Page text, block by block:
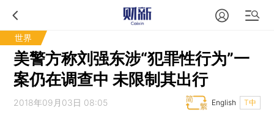
世界
美警方称刘强东涉“犯罪性行为”一
案仍在调查中 未限制其出行
2018年09月03日 08:05 T中
English